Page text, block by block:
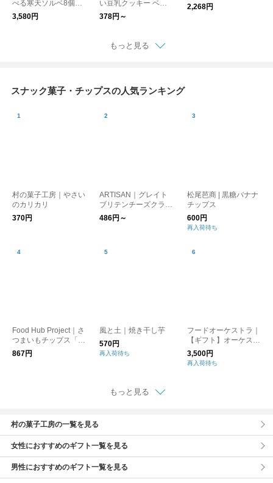
べる寒天ソルベ8個セ
ット
3,580円
い豆乳クッキー ベリ
ーベリー・ココナッツ
レモン
378円～
2,268円
もっと見る
スナック菓子・チップスの人気ランキング
村の菓子工房｜やさい
のカリカリ
370円
ARTISAN｜グレイト
ブリテンチーズクラッ
カー
486円～
松尾芭商 | 黒糖バナナ
チップス
600円
再入荷待ち
Food Hub Project｜さ
つまいもチップス「う
ず潮の華」
867円
風と土｜焼き干し芋
570円
再入荷待ち
フードオーケストラ｜
【ギフト】オーケスト
ラミニセット
3,500円
再入荷待ち
もっと見る
村の菓子工房の一覧を見る
女性におすすめのギフト一覧を見る
男性におすすめのギフト一覧を見る